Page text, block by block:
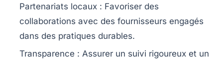
Partenariats locaux : Favoriser des
collaborations avec des fournisseurs engagés
dans des pratiques durables.
Transparence : Assurer un suivi rigoureux et un